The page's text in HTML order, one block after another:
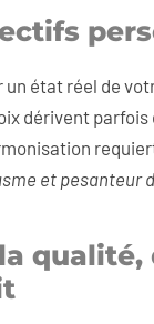
état réel de
dérivent
et pesanteur